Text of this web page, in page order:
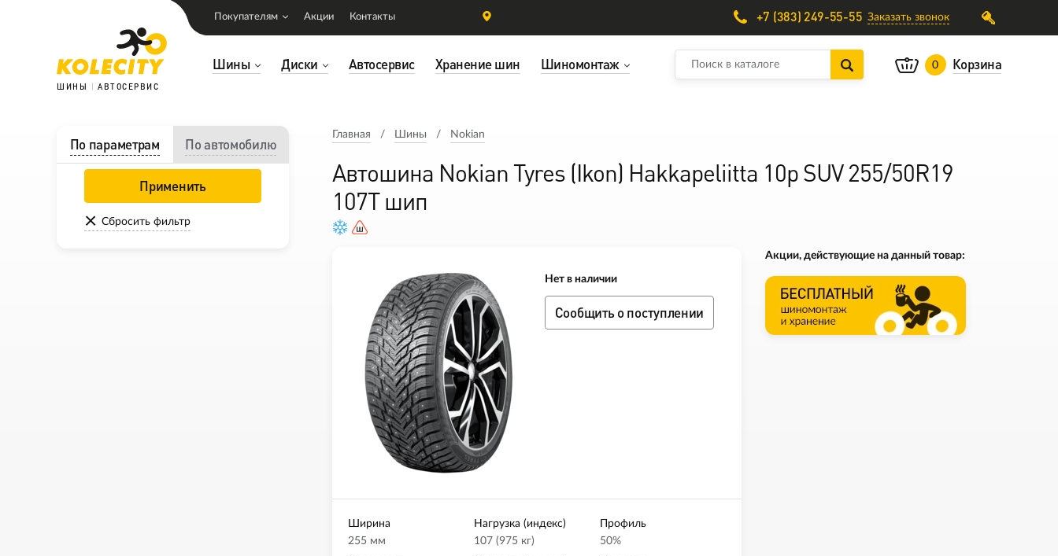
ШИНЫ АВТОСЕРВИС
Шины Диски Автосервис Хранение шин Шиномонтаж 0 Корзина
+7 (383) 249-55-55 Заказать звонок
Покупателям Акции Контакты
Главная Шины Nokian
Автошина Nokian Tyres (Ikon) Hakkapeliitta 10p SUV 255/50R19
107T шип
По параметрам По автомобилю
Применить
Сбросить фильтр
Нет в наличии
Сообщить о поступлении
Ширина
255 мм
Нагрузка (индекс)
107 (975 кг)
Профиль
50%
Акции, действующие на данный товар: